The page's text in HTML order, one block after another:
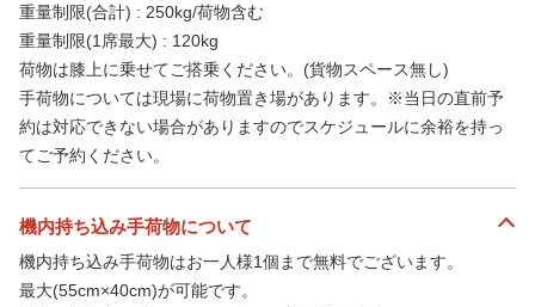
重量制限(合計) : 250kg/荷物含む
重量制限(1席最大) : 120kg
荷物は膝上に乗せてご搭乗ください。(貨物スペース無し)
手荷物については現場に荷物置き場があります。※当日の直前予
約は対応できない場合がありますのでスケジュールに余裕を持っ
てご予約ください。
機内持ち込み手荷物について
機内持ち込み手荷物はお一人様1個まで無料でございます。
最大(55cm×40cm)が可能です。